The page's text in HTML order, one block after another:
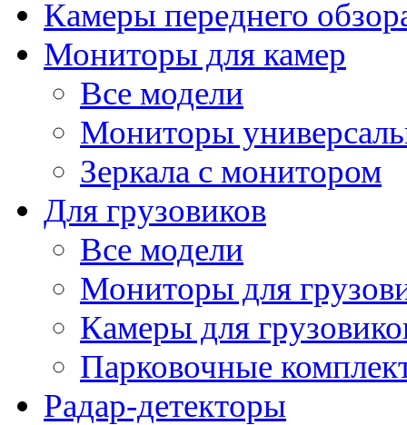
Камеры переднего
Мониторы для камер
Все модели
Мониторы
Зеркала с монитором
Для грузовиков
Все модели
Мониторы для
Камеры для
Парковочные
Радар-детекторы